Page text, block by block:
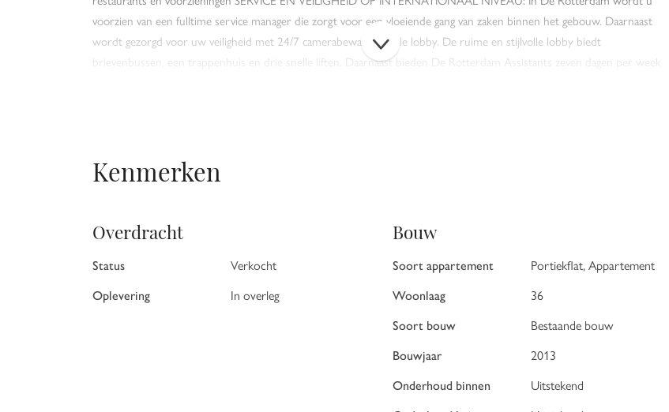
voorzien van een fulltime service manager die zorgt voor een vloeiende gang van zaken binnen het gebouw. Daarnaast
wordt gezorgd voor uw veiligheid met 24/7 camerabewaking in de lobby. De ruime en stijlvolle lobby biedt
brievenbussen, een trappenhuis en drie snelle liften. Daarnaast bieden De Rotterdam Assistants zeven dagen per week
niet uitsluitend maatvoering heeft nadrukkelijk een indicatief karakter; er kunnen geen rechten aan worden ontleend.
Verrekening wegens over- of ondermaat is uitgesloten. Aanbieding vrijblijvend, oplevering in overleg. Het
Kenmerken
Overdracht
Status
Verkocht
Oplevering
In overleg
Bouw
Soort appartement
Portiekflat, Appartement
Woonlaag
36
Soort bouw
Bestaande bouw
Bouwjaar
2013
Onderhoud binnen
Uitstekend